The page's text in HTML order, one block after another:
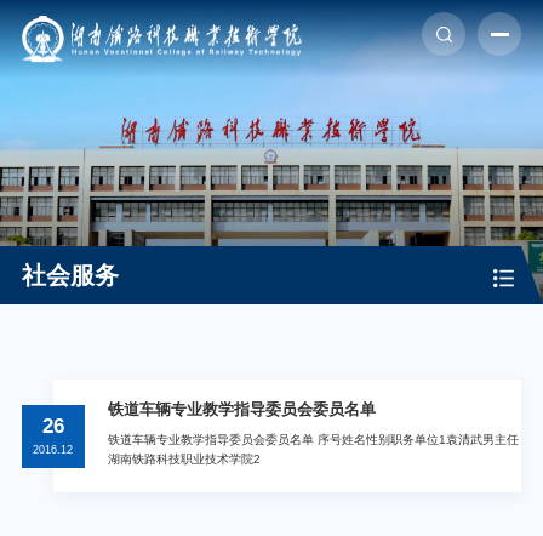
学校概况
专题网站
校园服务
招生就业
社会服务
26
2016.12
铁道车辆专业教学指导委员会委员名单
铁道车辆专业教学指导委员会委员名单 序号姓名性别职务单位1袁清武男主任
湖南铁路科技职业技术学院2